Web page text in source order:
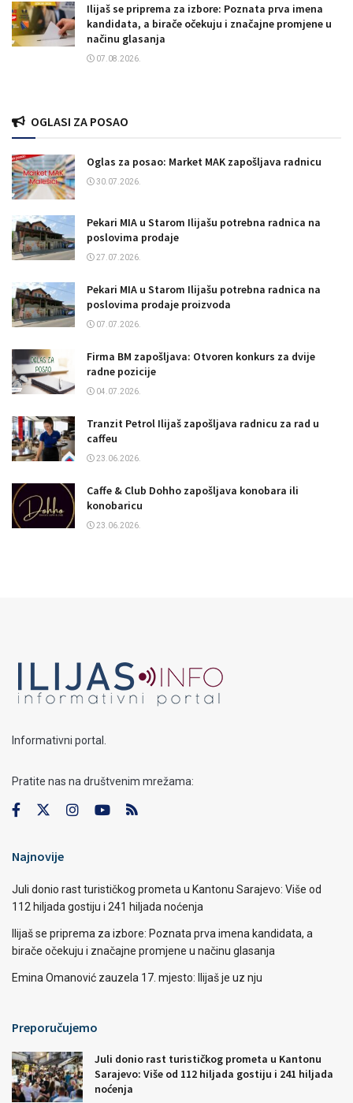
Ilijaš se priprema za izbore: Poznata prva imena
kandidata, a birače očekuju i značajne promjene u
načinu glasanja
07.08.2026.
OGLASI ZA POSAO
Oglas za posao: Market MAK zapošljava radnicu
30.07.2026.
Pekari MIA u Starom Ilijašu potrebna radnica na
poslovima prodaje
27.07.2026.
Pekari MIA u Starom Ilijašu potrebna radnica na
poslovima prodaje proizvoda
07.07.2026.
Firma BM zapošljava: Otvoren konkurs za dvije
radne pozicije
04.07.2026.
Tranzit Petrol Ilijaš zapošljava radnicu za rad u
caffeu
23.06.2026.
Caffe & Club Dohho zapošljava konobara ili
konobaricu
23.06.2026.
Informativni portal.
Pratite nas na društvenim mrežama:
Najnovije
Juli donio rast turističkog prometa u Kantonu Sarajevo: Više od
112 hiljada gostiju i 241 hiljada noćenja
Ilijaš se priprema za izbore: Poznata prva imena kandidata, a
birače očekuju i značajne promjene u načinu glasanja
Emina Omanović zauzela 17. mjesto: Ilijaš je uz nju
Preporučujemo
Juli donio rast turističkog prometa u Kantonu
Sarajevo: Više od 112 hiljada gostiju i 241 hiljada
noćenja